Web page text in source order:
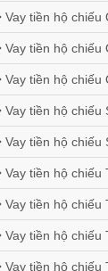
Vay tiền hộ chiếu
Vay tiền hộ chiếu
Vay tiền hộ chiếu
Vay tiền hộ chiếu
Vay tiền hộ chiếu
Vay tiền hộ chiếu
Vay tiền hộ chiếu
Vay tiền hộ chiếu
Vay tiền hộ chiếu